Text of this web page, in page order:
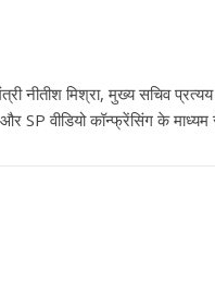
नीतीश मिश्रा, मुख्य सचिव
SP वीडियो कॉन्फ्रेंसिंग के